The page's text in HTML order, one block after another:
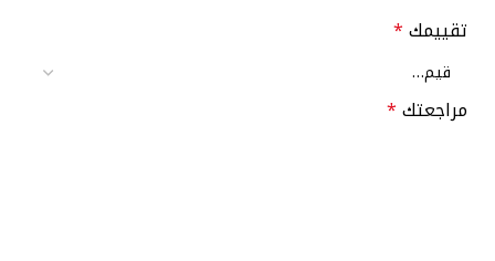
تقييمك*
مراجعتك*